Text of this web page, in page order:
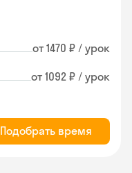
от 1470 ₽ / урок
от 1092 ₽ / урок
Подобрать время